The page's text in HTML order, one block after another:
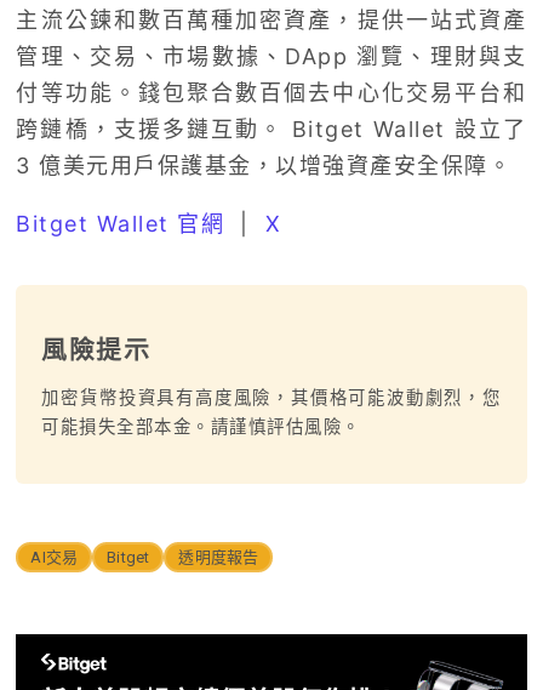
主流公鍊和數百萬種加密資產，提供一站式資產
管理、交易、市場數據、DApp 瀏覽、理財與支
付等功能。錢包聚合數百個去中心化交易平台和
跨鏈橋，支援多鏈互動。 Bitget Wallet 設立了
3 億美元用戶保護基金，以增強資產安全保障。
Bitget Wallet 官網 X
風險提示
加密貨幣投資具有高度風險，其價格可能波動劇烈，您
可能損失全部本金。請謹慎評估風險。
AI交易 Bitget 透明度報告